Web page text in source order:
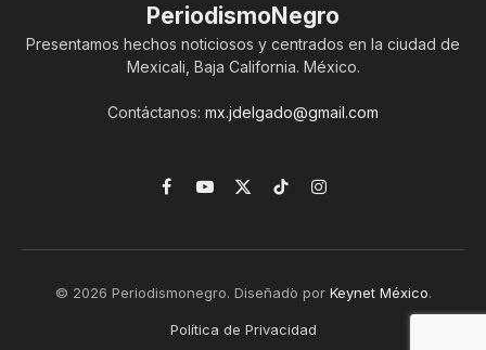
PeriodismoNegro
Presentamos hechos noticiosos y centrados en la ciudad de
Mexicali, Baja California. México.
Contáctanos: mx.jdelgado@gmail.com
Facebook
YouTube
X
TikTokInstagram
© 2026 Periodismonegro. Diseñado por Keynet México.
Política de Privacidad